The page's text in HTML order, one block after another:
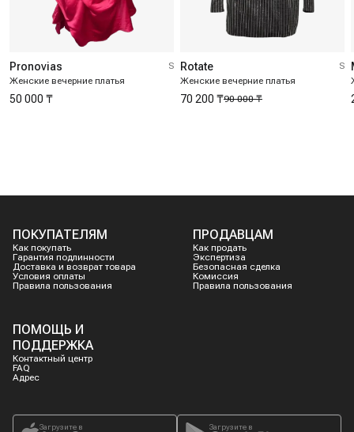
Pronovias
Женские вечерние платья
S
50 000 ₸
Rotate
Женские вечерние платья
S
90 000 ₸
70 200 ₸
ПОКУПАТЕЛЯМ
Как покупать
Гарантия подлинности
Доставка и возврат товара
Условия оплаты
Правила пользования
ПРОДАВЦАМ
Как продать
Экспертиза
Безопасная сделка
Комиссия
Правила пользования
ПОМОЩЬ И
ПОДДЕРЖКА
Контактный центр
FAQ
Адрес
Загрузите в Загрузите в